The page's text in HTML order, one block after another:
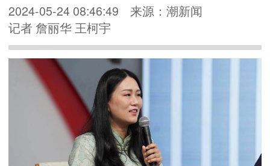
2024-05-24 08:46:49
来源：潮新闻
记者 詹丽华 王柯宇